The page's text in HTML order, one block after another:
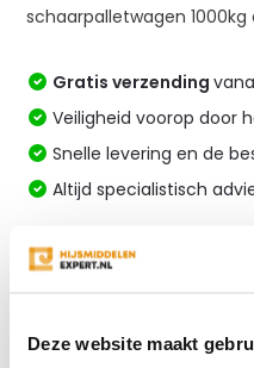
Deze website maakt
schaarpalletwagen 1000kg
Gratis verzending
Veiligheid voorop door
Snelle levering en de
Altijd specialistisch
Productomschrijving